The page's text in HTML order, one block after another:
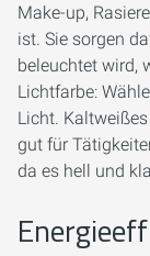
Make-up,
ist. Sie sorgen
beleuchtet wird,
Lichtfarbe:
Licht.
gut für
da es hell und